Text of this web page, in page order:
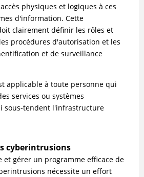
physiques et logiques à ces
d'information. Cette
clairement définir les rôles et
procédures d'autorisation et les
et de surveillance
applicable à toute personne qui
services ou systèmes
sous-tendent l'infrastructure
cyberintrusions
et gérer un programme efficace de
nécessite un effort